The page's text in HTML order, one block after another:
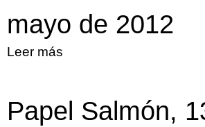
mayo de 2012
Leer más
Papel Salmón,